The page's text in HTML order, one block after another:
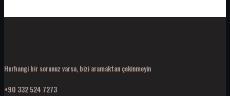
Herhangi bir sorunuz varsa, bizi aramaktan çekinmeyin
+90 332 524 7273